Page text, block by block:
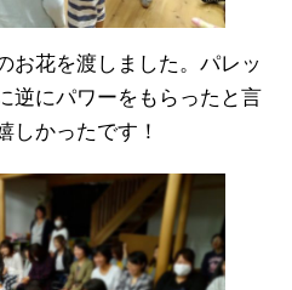
お花を渡しました。パレッ
逆にパワーをもらったと言
しかったです！